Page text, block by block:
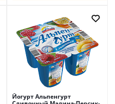
Йогурт Альпенгурт